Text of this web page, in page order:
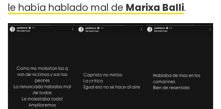
le había hablado mal de Marixa Balli.